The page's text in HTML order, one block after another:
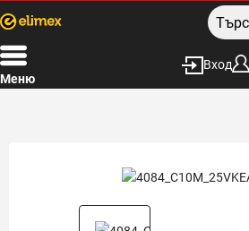
Меню
Вход